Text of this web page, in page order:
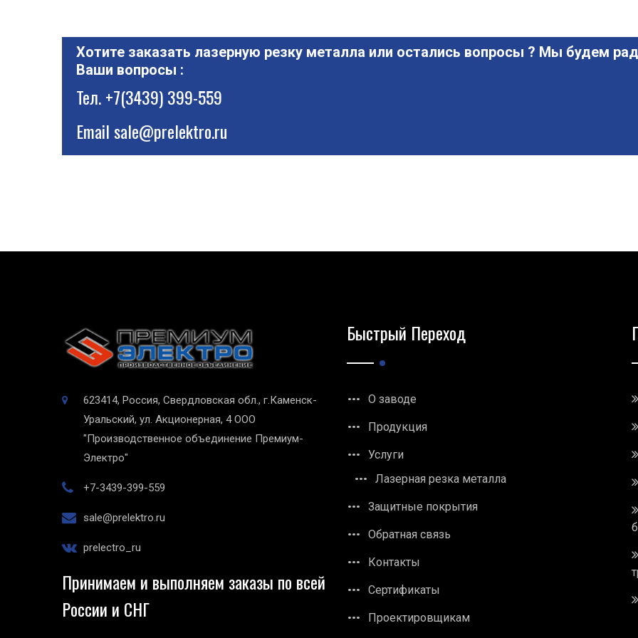
Хотите заказать лазерную резку металла или остались вопросы ? Мы будем
Ваши вопросы :
Тел.+7(3439) 399-559
Emailsale@prelektro.ru
623414, Россия, Свердловская обл., г.Каменск-
Уральский, ул. Акционерная, 4 ООО
"Производственное объединение Премиум-
Электро"
+7-3439-399-559
sale@prelektro.ru
prelectro_ru
Принимаем и выполняем заказы по всей
России и СНГ
Быстрый Переход
О заводе
Продукция
Услуги
Лазерная резка металла
Защитные покрытия
Обратная связь
Контакты
Сертификаты
Проектировщикам